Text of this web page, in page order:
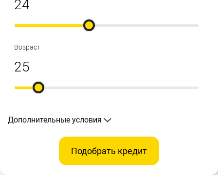
Возраст
Дополнительные условия
Подобрать кредит